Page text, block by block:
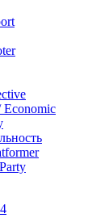
Economic